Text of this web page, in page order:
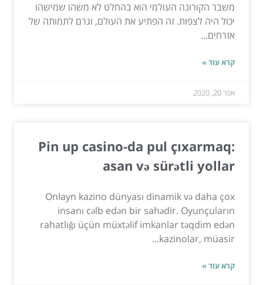
משבר הקורונה העולמי הוא בהחלט לא משהו שמישהו
יכול היה לצפות. זה הפתיע את העולם, וגרם לתמותה של
אזרחים...
קרא עוד »
אפר 20, 2020
Pin up casino-da pul çıxarmaq:
asan və sürətli yollar
Onlayn kazino dünyası dinamik və daha çox
insanı cəlb edən bir sahədir. Oyunçuların
rahatlığı üçün müxtəlif imkanlar təqdim edən
kazinolar, müasir...
קרא עוד »